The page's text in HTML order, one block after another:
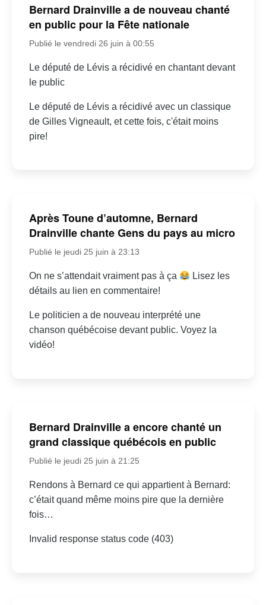
Bernard Drainville a de nouveau chanté
en public pour la Fête nationale
Publié le vendredi 26 juin à 00:55
Le député de Lévis a récidivé en chantant devant
le public
Le député de Lévis a récidivé avec un classique
de Gilles Vigneault, et cette fois, c'était moins
pire!
Après Toune d’automne, Bernard
Drainville chante Gens du pays au micro
Publié le jeudi 25 juin à 23:13
On ne s’attendait vraiment pas à ça
Lisez les
détails au lien en commentaire!
Le politicien a de nouveau interprété une
chanson québécoise devant public. Voyez la
vidéo!
Bernard Drainville a encore chanté un
grand classique québécois en public
Publié le jeudi 25 juin à 21:25
Rendons à Bernard ce qui appartient à Bernard:
c’était quand même moins pire que la dernière
fois…
Invalid response status code (403)